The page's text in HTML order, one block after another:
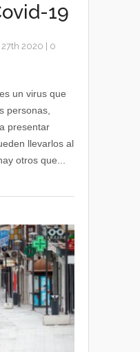
19
2020
0
un virus que
personas,
presentar
llevarlos al
otros que...